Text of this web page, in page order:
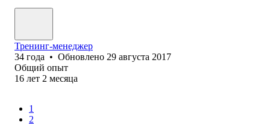
Тренинг-менеджер
34 года • Обновлено 29 августа 2017
Общий опыт
16 лет 2 месяца
1
2